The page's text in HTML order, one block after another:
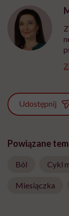
Udostępnij
Powiązane
Ból Cykl
Miesiączka